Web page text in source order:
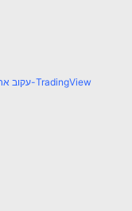
עקוב אחר כל השווקים ב-TradingView